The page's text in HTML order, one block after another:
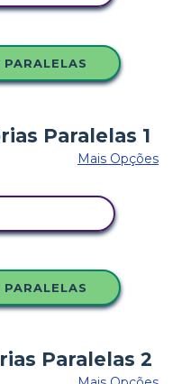
Mais Opções